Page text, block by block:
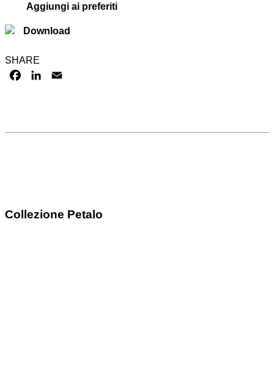
Aggiungi ai preferiti
Download
SHARE
FACEBOOK
LINKEDIN
Collezione Petalo